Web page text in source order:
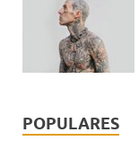
POPULARES